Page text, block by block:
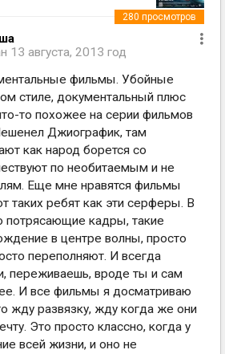
13 августа, 2013 год
280 просмотров
фильмы. Убойные
стиле, документальный плюс
то похожее на серии фильмов
Джиографик, там
как народ борется со
по необитаемым и не
Еще мне нравятся фильмы
таких ребят как эти серферы. В
потрясающие кадры, такие
в центре волны, просто
переполняют. И всегда
переживаешь, вроде ты и сам
И все фильмы я досматриваю
жду развязку, жду когда же они
Это просто классно, когда у
всей жизни, и оно не